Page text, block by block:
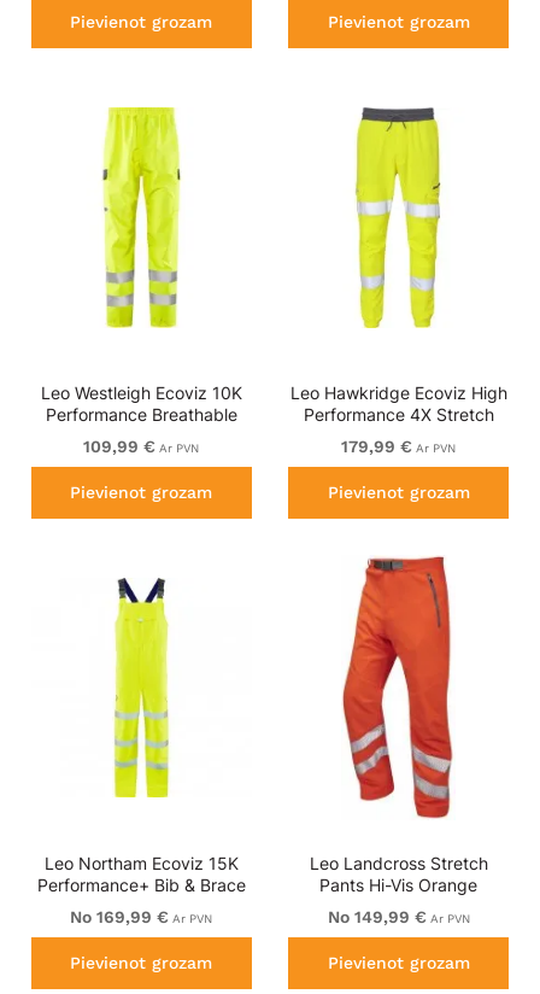
Pievienot grozam Pievienot grozam
Leo Westleigh Ecoviz 10K
Performance Breathable
Overtrouser Hi-Vis Yellow
109,99 € Ar PVN
Pievienot grozam
Leo Hawkridge Ecoviz High
Performance 4X Stretch
Trouser Hi-Vis Yellow
179,99 € Ar PVN
Pievienot grozam
Leo Northam Ecoviz 15K
Performance+ Bib & Brace
Hi-Vis Yellow
No 169,99 € Ar PVN
Pievienot grozam
Leo Landcross Stretch
Pants Hi-Vis Orange
No 149,99 € Ar PVN
Pievienot grozam